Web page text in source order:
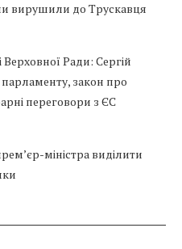
вирушили до Трускавця
Ради: Сергій
закон про
переговори з ЄС
міністра виділити